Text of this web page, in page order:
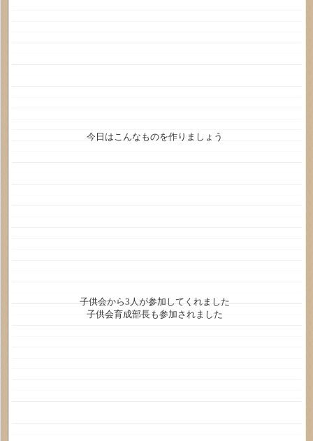
今日はこんなものを作りましょう
子供会から3人が参加してくれました
子供会育成部長も参加されました